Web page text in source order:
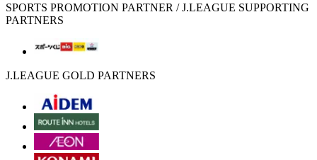
SPORTS PROMOTION PARTNER / J.LEAGUE SUPPORTING
PARTNERS
J.LEAGUE GOLD PARTNERS